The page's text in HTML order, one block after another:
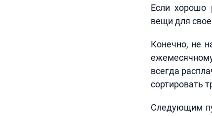
Если хорошо
вещи для
Конечно, не
всегда
сортировать
Следующим